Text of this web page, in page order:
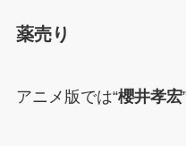
薬売り
アニメ版では“櫻井孝宏